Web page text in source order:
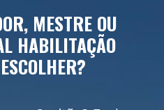
MESTRE OU
HABILITAÇÃO